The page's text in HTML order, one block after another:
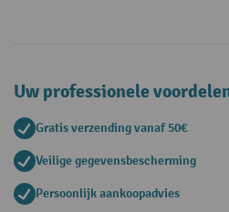
Uw professionele
Gratis verzending vanaf 50€
Veilige gegevensbescherming
Persoonlijk aankoopadvies